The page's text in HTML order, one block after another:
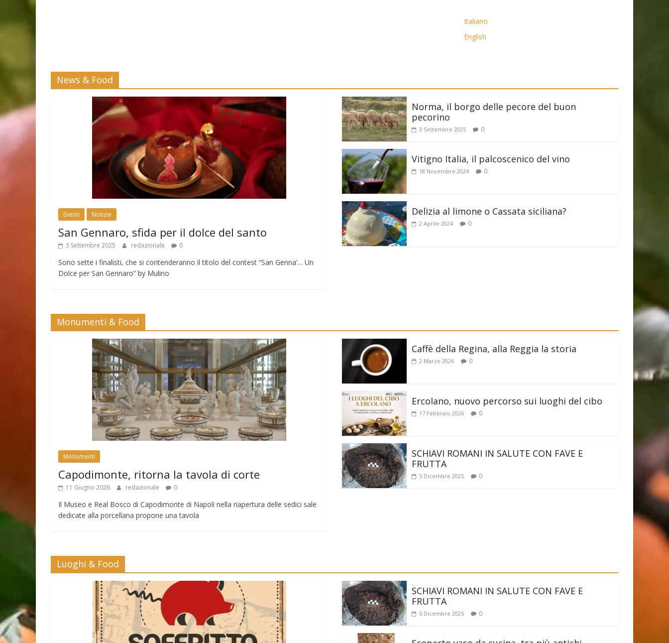
Italiano
English
News & Food
Eventi Notizie
San Gennaro, sfida per il dolce del santo
3 Settembre 2025 redazionale 0
Sono sette i finalisti, che si contenderanno il titolo del contest “San Genna’… Un
Dolce per San Gennaro” by Mulino
Norma, il borgo delle pecore del buon
pecorino
3 Settembre 2025 0
Vitigno Italia, il palcoscenico del vino
18 Novembre 2024 0
Delizia al limone o Cassata siciliana?
2 Aprile 2024 0
Monumenti & Food
Monumenti
Capodimonte, ritorna la tavola di corte
11 Giugno 2026 redazionale 0
Il Museo e Real Bosco di Capodimonte di Napoli nella riapertura delle sedici sale
dedicate alla porcellana propone una tavola
Caffè della Regina, alla Reggia la storia
2 Marzo 2026 0
Ercolano, nuovo percorso sui luoghi del cibo
17 Febbraio 2026 0
SCHIAVI ROMANI IN SALUTE CON FAVE E
FRUTTA
5 Dicembre 2025 0
Luoghi & Food
SCHIAVI ROMANI IN SALUTE CON FAVE E
FRUTTA
5 Dicembre 2025 0